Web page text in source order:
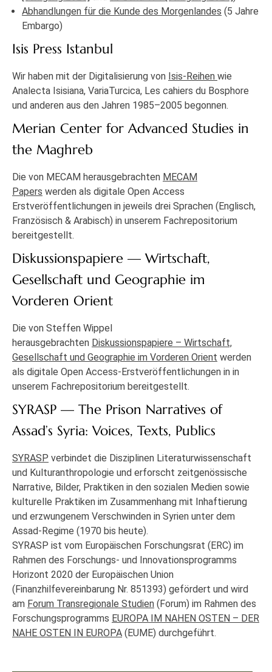
Abhandlungen für die Kunde des Morgenlandes (5 Jahre
Embargo)
Isis Press Istanbul
Wir haben mit der Digitalisierung von Isis-Reihen wie
Analecta Isisiana, VariaTurcica, Les cahiers du Bosphore
und anderen aus den Jahren 1985–2005 begonnen.
Merian Center for Advanced Studies in
the Maghreb
Die von MECAM herausgebrachten MECAM
Papers werden als digitale Open Access
Erstveröffentlichungen in jeweils drei Sprachen (Englisch,
Französisch & Arabisch) in unserem Fachrepositorium
bereitgestellt.
Diskussionspapiere — Wirtschaft,
Gesellschaft und Geographie im
Vorderen Orient
Die von Steffen Wippel
herausgebrachten Diskussionspapiere – Wirtschaft,
Gesellschaft und Geographie im Vorderen Orient werden
als digitale Open Access-Erstveröffentlichungen in in
unserem Fachrepositorium bereitgestellt.
SYRASP — The Prison Narratives of
Assad’s Syria: Voices, Texts, Publics
SYRASP verbindet die Disziplinen Literaturwissenschaft
und Kulturanthropologie und erforscht zeitgenössische
Narrative, Bilder, Praktiken in den sozialen Medien sowie
kulturelle Praktiken im Zusammenhang mit Inhaftierung
und erzwungenem Verschwinden in Syrien unter dem
Assad-Regime (1970 bis heute).
SYRASP ist vom Europäischen Forschungsrat (ERC) im
Rahmen des Forschungs- und Innovationsprogramms
Horizont 2020 der Europäischen Union
(Finanzhilfevereinbarung Nr. 851393) gefördert und wird
am Forum Transregionale Studien (Forum) im Rahmen des
Forschungsprogramms EUROPA IM NAHEN OSTEN – DER
NAHE OSTEN IN EUROPA (EUME) durchgeführt.